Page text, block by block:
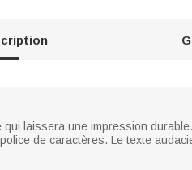
laissera une impression
de caractères. Le texte